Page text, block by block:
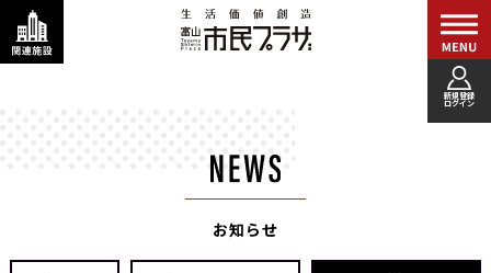
新規登録
ログイン
お知らせ